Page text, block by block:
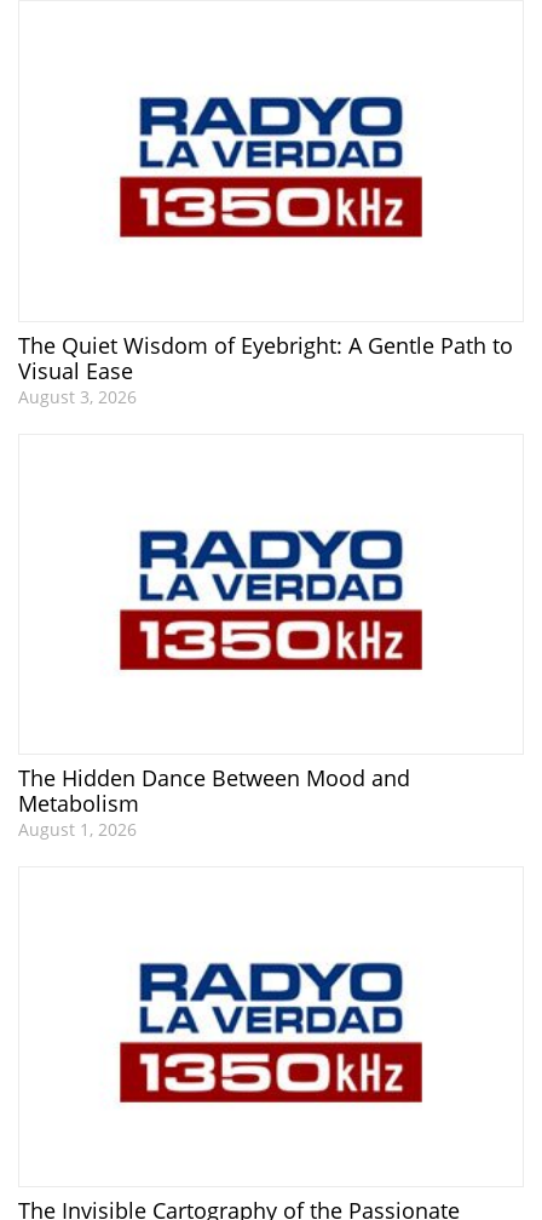
The Quiet Wisdom of Eyebright: A Gentle Path to
Visual Ease
August 3, 2026
The Hidden Dance Between Mood and
Metabolism
August 1, 2026
The Invisible Cartography of the Passionate